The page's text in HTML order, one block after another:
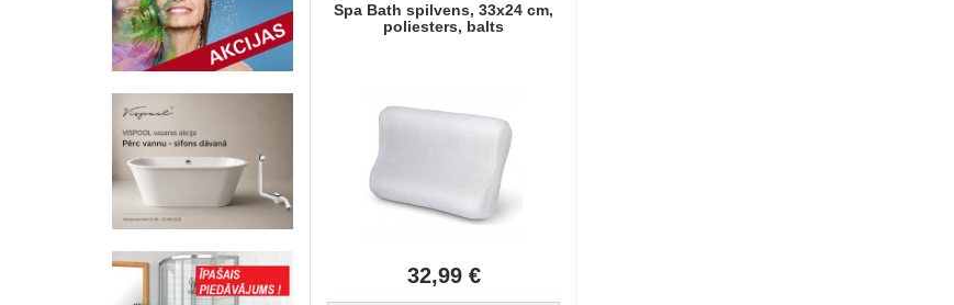
Spa Bath spilvens, 33x24 cm,
poliesters, balts
32,99 €